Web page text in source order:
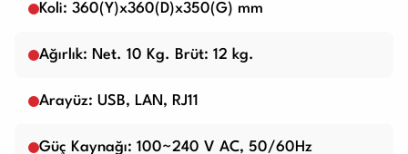
Koli: 360(Y)x360(D)x350(G) mm
Ağırlık: Net. 10 Kg. Brüt: 12 kg.
Arayüz: USB, LAN, RJ11
Güç Kaynağı: 100~240 V AC, 50/60Hz